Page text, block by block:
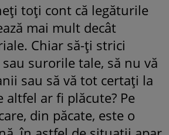
toți cont că legăturile
mai mult decât
Chiar să-ți strici
surorile tale, să nu vă
sau să vă tot certați la
altfel ar fi plăcute? Pe
din păcate, este o